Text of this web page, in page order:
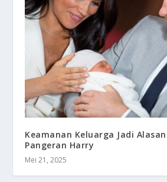
Keamanan Keluarga Jadi
Pangeran Harry
Mei 21, 2025